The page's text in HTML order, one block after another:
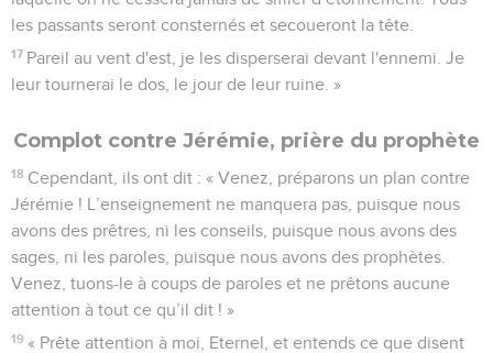
les passants seront consternés et secoueront la tête.
17 Pareil au vent d'est, je les disperserai devant l'ennemi. Je
leur tournerai le dos, le jour de leur ruine. »
Complot contre Jérémie, prière du prophète
18 Cependant, ils ont dit : « Venez, préparons un plan contre
Jérémie ! L’enseignement ne manquera pas, puisque nous
avons des prêtres, ni les conseils, puisque nous avons des
sages, ni les paroles, puisque nous avons des prophètes.
Venez, tuons-le à coups de paroles et ne prêtons aucune
attention à tout ce qu’il dit ! »
19 « Prête attention à moi, Eternel, et entends ce que disent